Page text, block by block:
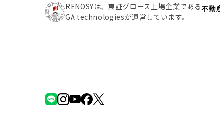
RENOSYは、東証グロース上場企業である
GA technologiesが運営しています。
不動